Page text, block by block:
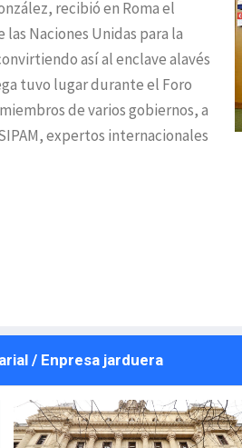
recibió en Roma el
Naciones Unidas para la
así al enclave alavés
tuvo lugar durante el Foro
de varios gobiernos, a
expertos internacionales
/ Enpresa jarduera